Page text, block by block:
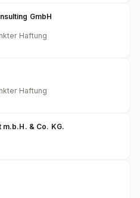
GmbH
Haftung
Haftung
m.b.H. & Co. KG.